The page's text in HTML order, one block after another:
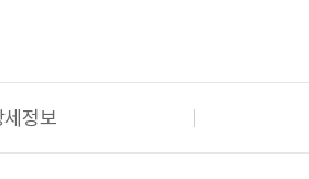
세정보